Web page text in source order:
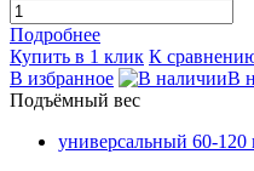
Подробнее
Купить в 1 клик К
В избранное
В
Подъёмный вес
универсальный 60-120